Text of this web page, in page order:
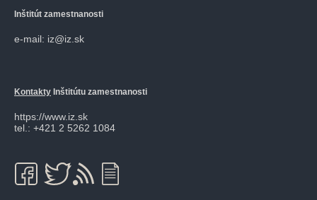
Inštitút zamestnanosti
e-mail: iz@iz.sk
Kontakty Inštitútu zamestnanosti
https://www.iz.sk
tel.: +421 2 5262 1084